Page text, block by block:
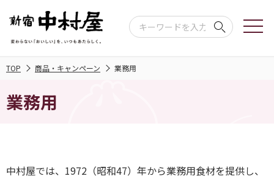
TOP 商品・キャンペーン 業務用
業務用
中村屋では、1972（昭和47）年から業務用食材を提供し、